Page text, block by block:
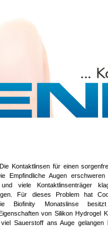
Kontaktlinsen für einen
Empfindliche Augen
und viele Kontaktlinsenträger
Für dieses Problem hat
Biofinity Monatslinse
von Silikon Hydrogel
Sauerstoff ans Auge gelangen